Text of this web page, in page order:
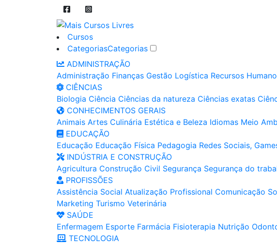
Cursos
CategoriasCategorias
ADMINISTRAÇÃO
Administração Finanças Gestão Logística Recursos
CIÊNCIAS
Biologia Ciência Ciências da natureza Ciências exatas
CONHECIMENTOS GERAIS
Animais Artes Culinária Estética e Beleza Idiomas Meio
EDUCAÇÃO
Educação Educação Física Pedagogia Redes Sociais,
INDÚSTRIA E CONSTRUÇÃO
Agricultura Construção Civil Segurança Segurança do
PROFISSÕES
Assistência Social Atualização Profissional Comunicação
Marketing Turismo Veterinária
SAÚDE
Enfermagem Esporte Farmácia Fisioterapia Nutrição
TECNOLOGIA